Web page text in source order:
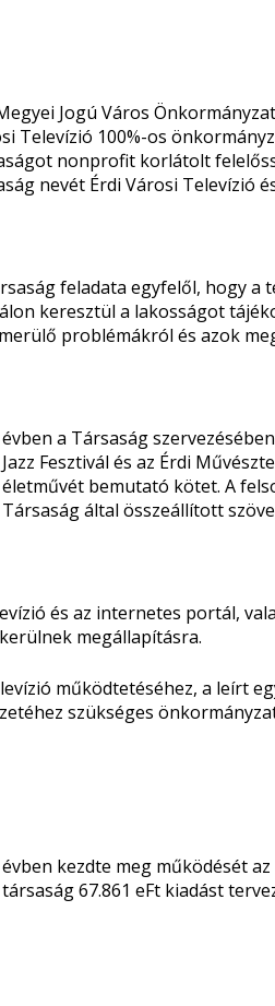
Jogú Város
Televízió 100%-os
nonprofit korlátolt
nevét Érdi Városi Televízió
feladata egyfelől, hogy a
keresztül a lakosságot
problémákról és azok
évben a Társaság
Jazz Fesztivál és az Érdi
életművét bemutató kötet. A
Társaság által összeállított
és az internetes portál,
megállapításra.
működtetéséhez, a leírt
szükséges
évben kezdte meg működését
társaság 67.861 eFt kiadást